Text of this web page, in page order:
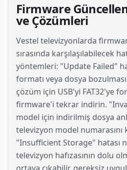
Firmware
ve Çözümleri
Vestel televizyonlarda
sırasında karşılaşılabilecek
yöntemleri: "Update Failed"
formatı veya dosya
çözüm için USB'yi FAT32'ye
firmware'i tekrar indirin.
model için indirilmiş dosya
televizyon model
"Insufficient Storage" hatası
televizyon hafızasının dolu